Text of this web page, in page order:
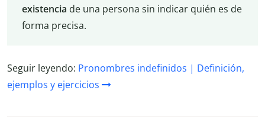
existencia de una persona sin indicar quién es de
forma precisa.
Seguir leyendo: Pronombres indefinidos | Definición,
ejemplos y ejercicios